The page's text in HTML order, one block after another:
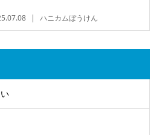
ハニカムぼうけん